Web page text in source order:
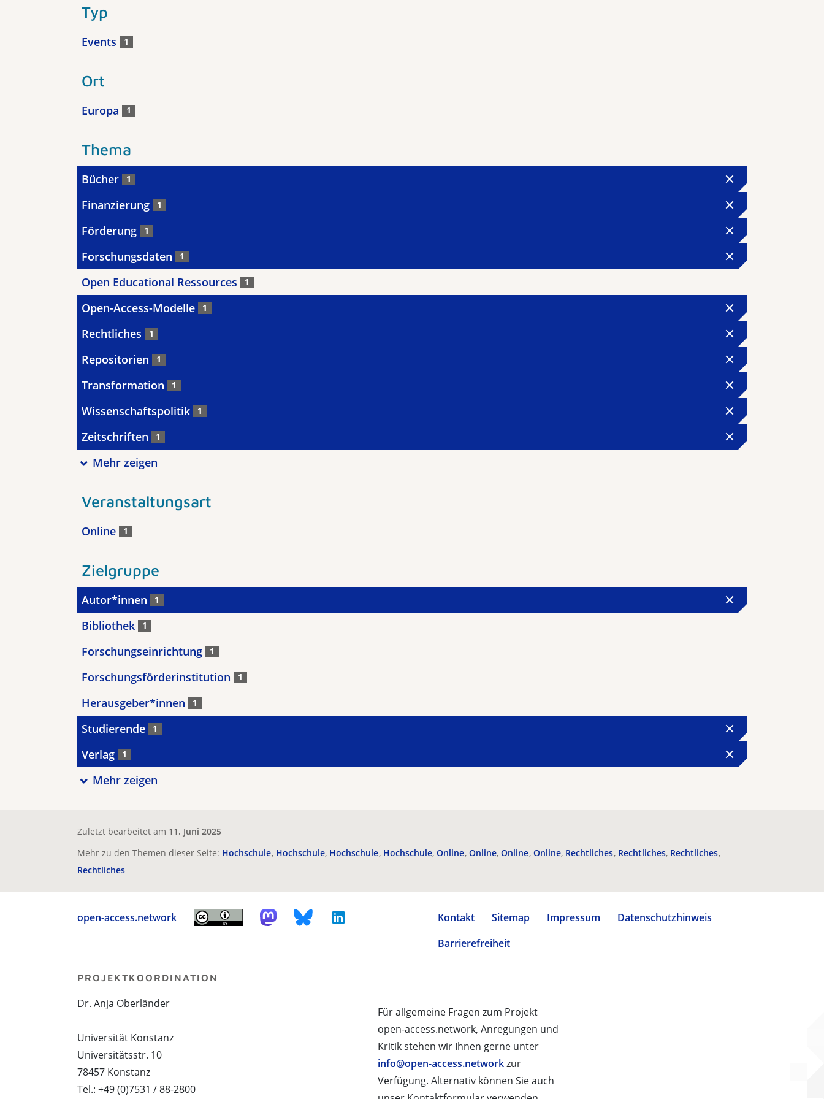
Typ
Events 1
Ort
Europa 1
Thema
Bücher 1
Finanzierung 1
Förderung 1
Forschungsdaten 1
Open Educational Ressources 1
Open-Access-Modelle 1
Rechtliches 1
Repositorien 1
Transformation 1
Wissenschaftspolitik 1
Zeitschriften 1
Mehr zeigen
Veranstaltungsart
Online 1
Zielgruppe
Autor*innen 1
Bibliothek 1
Forschungseinrichtung 1
Forschungsförderinstitution 1
Herausgeber*innen 1
Studierende 1
Verlag 1
Mehr zeigen
Zuletzt bearbeitet am 11. Juni 2025
Mehr zu den Themen dieser Seite: Hochschule Hochschule Hochschule Hochschule Online Online Online Online Rechtliches Rechtliches Rechtliches
Rechtliches
open-access.network Kontakt Sitemap Impressum
Datenschutzhinweis
Barrierefreiheit
Für allgemeine Fragen zum Projekt
open-access.network, Anregungen und
Kritik stehen wir Ihnen gerne unter
info@open-access.networkzur
Verfügung. Alternativ können Sie auch
PROJEKTKOORDINATION
Dr. Anja Oberländer
Universität Konstanz
Universitätsstr. 10
78457 Konstanz
Tel.: +49 (0)7531 / 88-2800